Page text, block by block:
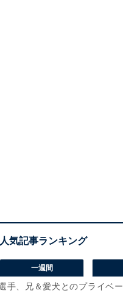
一週間
手、兄＆愛犬とのプライベー